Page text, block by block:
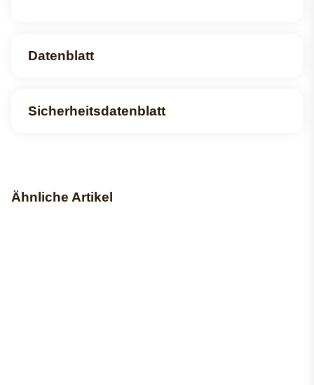
Datenblatt
Sicherheitsdatenblatt
Ähnliche Artikel